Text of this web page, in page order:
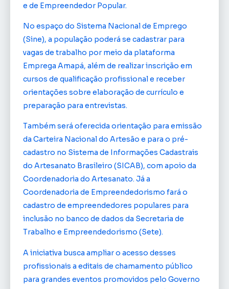
e de Empreendedor Popular.
No espaço do Sistema Nacional de Emprego
(Sine), a população poderá se cadastrar para
vagas de trabalho por meio da plataforma
Emprega Amapá, além de realizar inscrição em
cursos de qualificação profissional e receber
orientações sobre elaboração de currículo e
preparação para entrevistas.
Também será oferecida orientação para emissão
da Carteira Nacional do Artesão e para o pré-
cadastro no Sistema de Informações Cadastrais
do Artesanato Brasileiro (SICAB), com apoio da
Coordenadoria do Artesanato. Já a
Coordenadoria de Empreendedorismo fará o
cadastro de empreendedores populares para
inclusão no banco de dados da Secretaria de
Trabalho e Empreendedorismo (Sete).
A iniciativa busca ampliar o acesso desses
profissionais a editais de chamamento público
para grandes eventos promovidos pelo Governo